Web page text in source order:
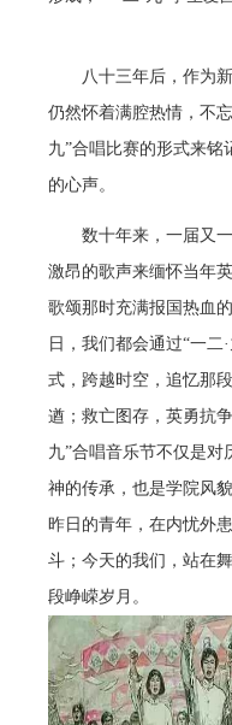
八十三年后，作为
仍然怀着满腔热情，不
九”合唱比赛的形式来铭
的心声。
数十年来，一届又
激昂的歌声来缅怀当年
歌颂那时充满报国热血
日，我们都会通过“一二
式，跨越时空，追忆那
遒；救亡图存，英勇抗
九”合唱音乐节不仅是对
神的传承，也是学院风
昨日的青年，在内忧外
斗；今天的我们，站在
段峥嵘岁月。